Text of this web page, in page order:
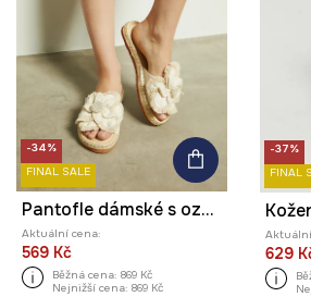
-34%
FINAL SALE
Pantofle dámské s ozdobnou aplikací béžová barva
Aktuální cena:
569 Kč
Běžná cena: 869 Kč
Nejnižší cena: 869 Kč
-37%
FINAL
629